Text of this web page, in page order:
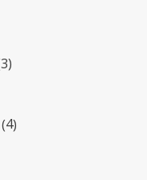
33
4товара